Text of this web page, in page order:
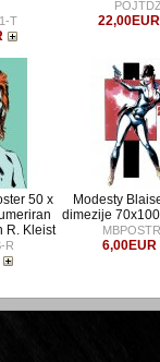
T 22,00EUR
50 x
R. Kleist
R
Modesty
dimezije
6,00EUR